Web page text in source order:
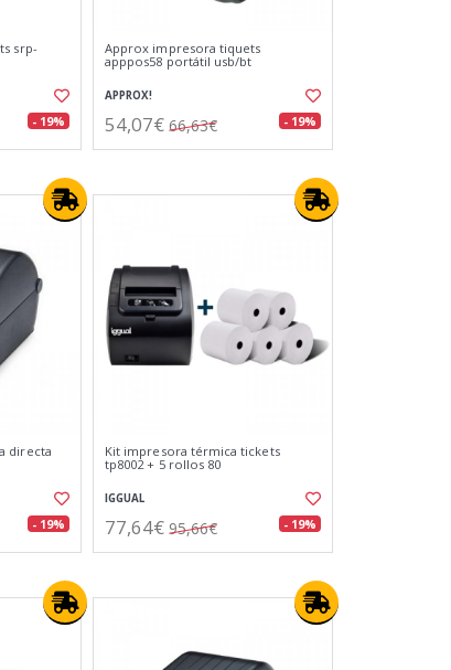
srp-
- 19%
Approx impresora tiquets
apppos58 portátil usb/bt
APPROX!
54,07€ 66,63€ - 19%
directa
- 19%
Kit impresora térmica tickets
tp8002 + 5 rollos 80
IGGUAL
77,64€ 95,66€ - 19%